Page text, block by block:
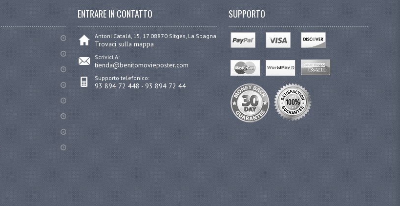
ENTRARE IN CONTATTO
Antoni Catalá, 15, 17 08870 Sitges, La Spagna
Trovaci sulla mappa
Scrivici A:
tienda@benitomovieposter.com
Supporto telefonico:
93 894 72 448 - 93 894 72 44
SUPPORTO